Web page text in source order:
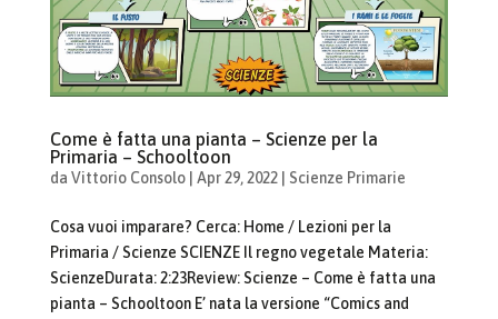
Come è fatta una pianta – Scienze per la
Primaria – Schooltoon
da Vittorio Consolo| Apr 29, 2022| Scienze Primarie
Cosa vuoi imparare? Cerca: Home / Lezioni per la
Primaria / Scienze SCIENZE Il regno vegetale Materia:
ScienzeDurata: 2:23Review: Scienze – Come è fatta una
pianta – Schooltoon E’ nata la versione “Comics and